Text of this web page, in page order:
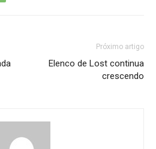
Próximo artigo
Elenco de Lost continua
crescendo